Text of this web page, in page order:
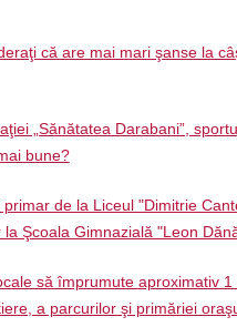
că are mai mari şanse la
„Sănătatea Darabani”,
bune?
de la Liceul "Dimitrie
Şcoala Gimnazială "Leon
să împrumute aproximativ 1
a parcurilor şi primăriei